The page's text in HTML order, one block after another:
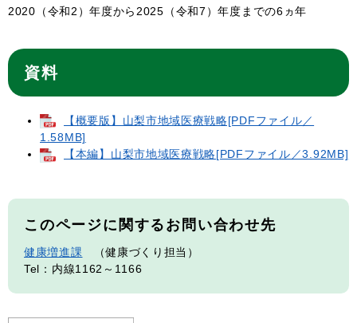
2020（令和2）年度から2025（令和7）年度までの6ヵ年
資料
【概要版】山梨市地域医療戦略[PDFファイル／
1.58MB]
【本編】山梨市地域医療戦略[PDFファイル／3.92MB]
このページに関するお問い合わせ先
健康増進課
健康づくり担当
Tel：内線1162～1166